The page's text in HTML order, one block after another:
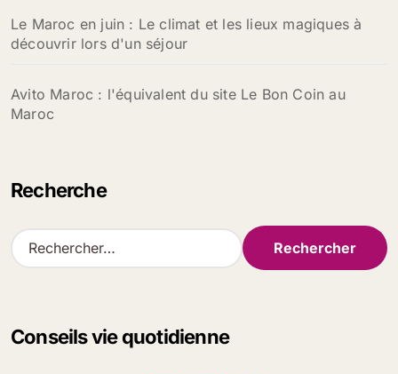
Le Maroc en juin : Le climat et les lieux magiques à
découvrir lors d'un séjour
Avito Maroc : l'équivalent du site Le Bon Coin au
Maroc
Recherche
R
e
rConseils vie quotidienne